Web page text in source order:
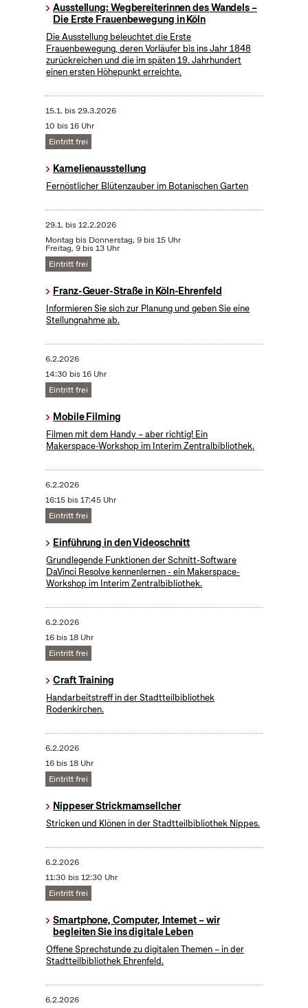
Ausstellung: Wegbereiterinnen des Wandels –
Die Erste Frauenbewegung in Köln
Die Ausstellung beleuchtet die Erste
Frauenbewegung, deren Vorläufer bis ins Jahr 1848
zurückreichen und die im späten 19. Jahrhundert
einen ersten Höhepunkt erreichte.
15.1. bis29.3.2026
10 bis 16 Uhr
Eintritt frei
Kamelienausstellung
Fernöstlicher Blütenzauber im Botanischen Garten
29.1. bis12.2.2026
Montag bis Donnerstag, 9 bis 15 Uhr
Freitag, 9 bis 13 Uhr
Eintritt frei
Franz-Geuer-Straße in Köln-Ehrenfeld
Informieren Sie sich zur Planung und geben Sie eine
Stellungnahme ab.
6.2.2026
14:30 bis 16 Uhr
Eintritt frei
Mobile Filming
Filmen mit dem Handy – aber richtig! Ein
Makerspace-Workshop im Interim Zentralbibliothek.
6.2.2026
16:15 bis 17:45 Uhr
Eintritt frei
Einführung in den Videoschnitt
Grundlegende Funktionen der Schnitt-Software
DaVinci Resolve kennenlernen - ein Makerspace-
Workshop im Interim Zentralbibliothek.
6.2.2026
16 bis 18 Uhr
Eintritt frei
Craft Training
Handarbeitstreff in der Stadtteilbibliothek
Rodenkirchen.
6.2.2026
16 bis 18 Uhr
Eintritt frei
Nippeser Strickmamsellcher
Stricken und Klönen in der Stadtteilbibliothek Nippes.
6.2.2026
11:30 bis 12:30 Uhr
Eintritt frei
Smartphone, Computer, Internet – wir
begleiten Sie ins digitale Leben
Offene Sprechstunde zu digitalen Themen – in der
Stadtteilbibliothek Ehrenfeld.
6.2.2026